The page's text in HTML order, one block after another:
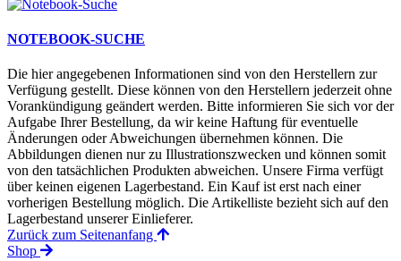
NOTEBOOK-SUCHE
Die hier angegebenen Informationen sind von den Herstellern zur
Verfügung gestellt. Diese können von den Herstellern jederzeit ohne
Vorankündigung geändert werden. Bitte informieren Sie sich vor der
Aufgabe Ihrer Bestellung, da wir keine Haftung für eventuelle
Änderungen oder Abweichungen übernehmen können. Die
Abbildungen dienen nur zu Illustrationszwecken und können somit
von den tatsächlichen Produkten abweichen. Unsere Firma verfügt
über keinen eigenen Lagerbestand. Ein Kauf ist erst nach einer
vorherigen Bestellung möglich. Die Artikelliste bezieht sich auf den
Lagerbestand unserer Einlieferer.
Zurück zum Seitenanfang
Shop